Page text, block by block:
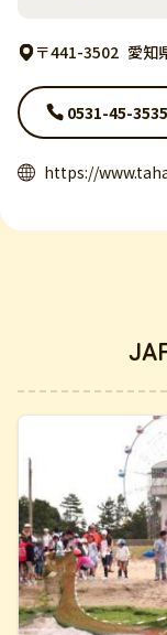
〒441-3502 愛知
0531-45-3535
https://